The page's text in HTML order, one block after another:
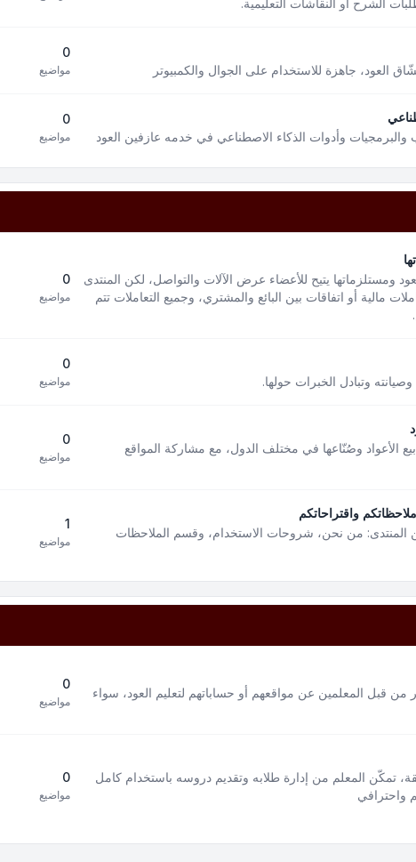
الشرح أو النقاشات التعليمية.
العود، جاهزة للاستخدام على الجوال والكمبيوتر
0
مواضيع
والبرمجيات وأدوات الذكاء الاصطناعي في خدمه عازفين العود
0
مواضيع
ومستلزماتها يتيح للأعضاء عرض الآلات والتواصل، لكن المنتدى
مالية أو اتفاقات بين البائع والمشتري، وجميع التعاملات تتم
0
مواضيع
وتبادل الخبرات حولها.
0
مواضيع
الأعواد وصُنّاعها في مختلف الدول، مع مشاركة المواقع
0
مواضيع
واقتراحاتكم
المنتدى: من نحن، شروحات الاستخدام، وقسم الملاحظات
1
مواضيع
من قبل المعلمين عن مواقعهم أو حساباتهم لتعليم العود، سواء
0
مواضيع
تمكّن المعلم من إدارة طلابه وتقديم دروسه باستخدام كامل
واحترافي
0
مواضيع